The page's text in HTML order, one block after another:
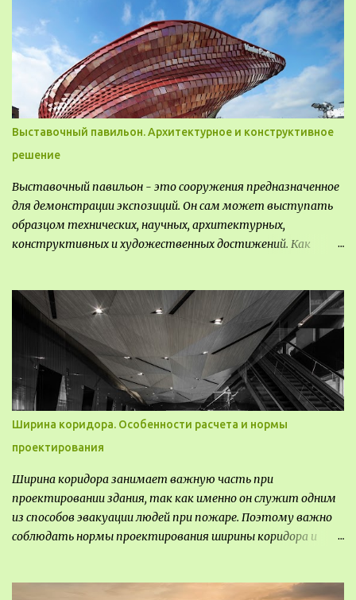
видом деятельность происходящей на них. Одни
используют в качестве выращивания агрокультур. Другие
для строительства населенных пунктов и т.д.
Выставочный павильон. Архитектурное и конструктивное
решение
Выставочный павильон - это сооружения предназначенное
для демонстрации экспозиций. Он сам может выступать
образцом технических, научных, архитектурных,
конструктивных и художественных достижений. Как
универсальные тематические временные постоянные
передвижные стационарные Назначение выставочных
павильонов - показ экспозиции, с целью информации,
пропаганды, рекламы, внедрения новых технологий, обмен
опытом, привлечения внимания и т.д.
Ширина коридора. Особенности расчета и нормы
проектирования
Ширина коридора занимает важную часть при
проектировании здания, так как именно он служит одним
из способов эвакуации людей при пожаре. Поэтому важно
соблюдать нормы проектирования ширины коридора и